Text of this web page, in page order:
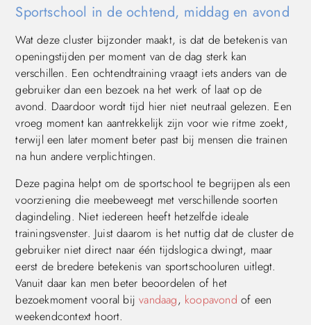
Sportschool in de ochtend, middag en avond
Wat deze cluster bijzonder maakt, is dat de betekenis van
openingstijden per moment van de dag sterk kan
verschillen. Een ochtendtraining vraagt iets anders van de
gebruiker dan een bezoek na het werk of laat op de
avond. Daardoor wordt tijd hier niet neutraal gelezen. Een
vroeg moment kan aantrekkelijk zijn voor wie ritme zoekt,
terwijl een later moment beter past bij mensen die trainen
na hun andere verplichtingen.
Deze pagina helpt om de sportschool te begrijpen als een
voorziening die meebeweegt met verschillende soorten
dagindeling. Niet iedereen heeft hetzelfde ideale
trainingsvenster. Juist daarom is het nuttig dat de cluster de
gebruiker niet direct naar één tijdslogica dwingt, maar
eerst de bredere betekenis van sportschooluren uitlegt.
Vanuit daar kan men beter beoordelen of het
bezoekmoment vooral bijvandaag, koopavond of een
weekendcontext hoort.